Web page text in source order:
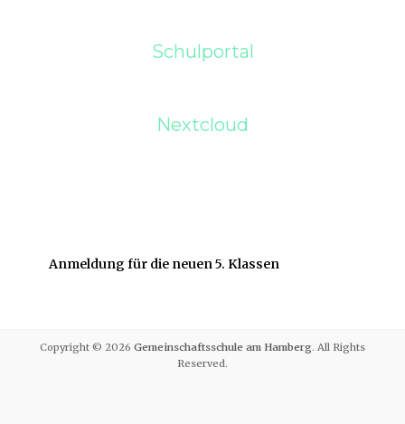
Schulportal
Nextcloud
Anmeldung für die neuen 5. Klassen
Copyright © 2026 Gemeinschaftsschule am Hamberg. All Rights
Reserved.